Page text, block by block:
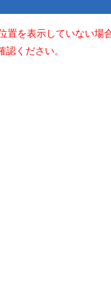
置を表示していない場
認ください。